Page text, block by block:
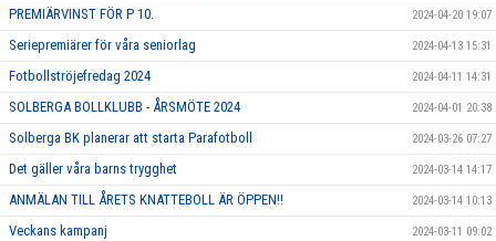
PREMIÄRVINST FÖR P 10. 2024-04-20 19:07
Seriepremiärer för våra seniorlag 2024-04-13 15:31
Fotbollströjefredag 2024 2024-04-11 14:31
SOLBERGA BOLLKLUBB - ÅRSMÖTE 2024 2024-04-01 20:38
Solberga BK planerar att starta Parafotboll 2024-03-26 07:27
Det gäller våra barns trygghet 2024-03-14 14:17
ANMÄLAN TILL ÅRETS KNATTEBOLL ÄR ÖPPEN!! 2024-03-14 10:13
Veckans kampanj 2024-03-11 09:02